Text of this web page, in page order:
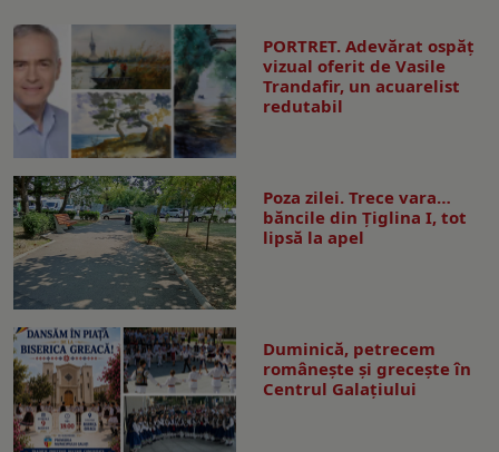
PORTRET. Adevărat ospăț
vizual oferit de Vasile
Trandafir, un acuarelist
redutabil
Poza zilei. Trece vara…
băncile din Ţiglina I, tot
lipsă la apel
Duminică, petrecem
româneşte şi greceşte în
Centrul Galaţiului